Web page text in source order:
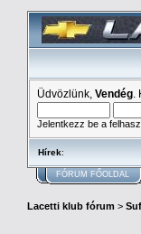
Üdvözlünk, Vendég
Jelentkezz be a
Hírek:
FÓRUM FŐOLDAL
Lacetti klub fórum >